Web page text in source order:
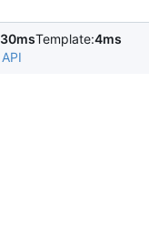
30msTemplate:4ms
API